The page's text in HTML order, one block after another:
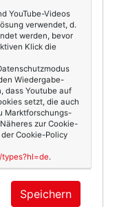
runzeln? Weil
ein Pflegefall?
Altersheim? Ja,
ich will all das
mich davon nicht
madig machen.
und geistig
habe ich fest
Sorgen
dann hatte
Ohnehin
YouTube-Videos
verwendet, d.
werden, bevor
Klick die
Wiedergabe-
dass Youtube auf
setzt, die auch
Marktforschungs-
zur Cookie-
Cookie-Policy
.
Speichern